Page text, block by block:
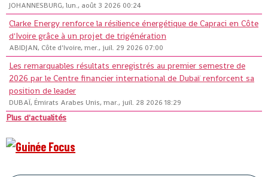
JOHANNESBURG, lun., août 3 2026 00:24
Clarke Energy renforce la résilience énergétique de Capraci en Côte
d'Ivoire grâce à un projet de trigénération
ABIDJAN, Côte d'Ivoire, mer., juil. 29 2026 07:00
Les remarquables résultats enregistrés au premier semestre de
2026 par le Centre financier international de Dubaï renforcent sa
position de leader
DUBAÏ, Émirats Arabes Unis, mar., juil. 28 2026 18:29
Plus d'actualités